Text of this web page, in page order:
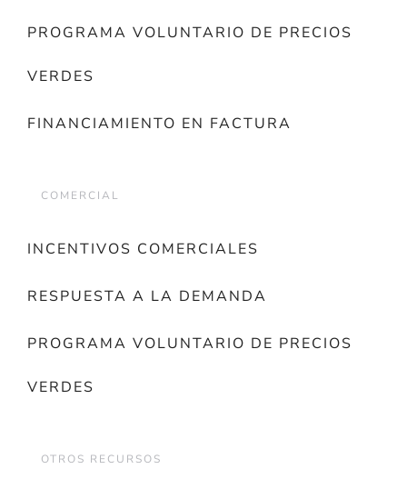
PROGRAMA VOLUNTARIO DE PRECIOS
VERDES
FINANCIAMIENTO EN FACTURA
COMERCIAL
INCENTIVOS COMERCIALES
RESPUESTA A LA DEMANDA
PROGRAMA VOLUNTARIO DE PRECIOS
VERDES
OTROS RECURSOS